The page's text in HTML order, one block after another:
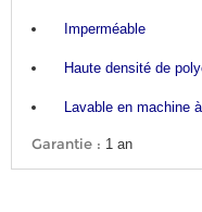
Imperméable
Haute densité de
Lavable en machine
Garantie : 1 an